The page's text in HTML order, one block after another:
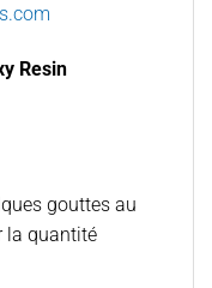
Resin
gouttes au
la quantité